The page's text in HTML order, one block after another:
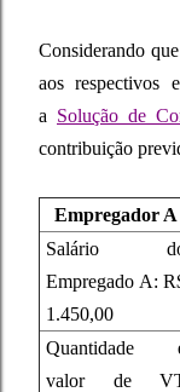
Considerando
aos respectivos
a Solução de
contribuição
Empregador A
Salário
Empregado A:
1.450,00
Quantidade
valor de